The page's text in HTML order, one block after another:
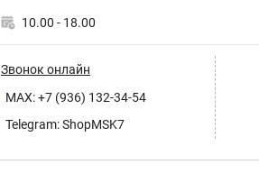
10.00 - 18.00
Звонок онлайн
MAX: +7 (936) 132-34-54
Telegram: ShopMSK7